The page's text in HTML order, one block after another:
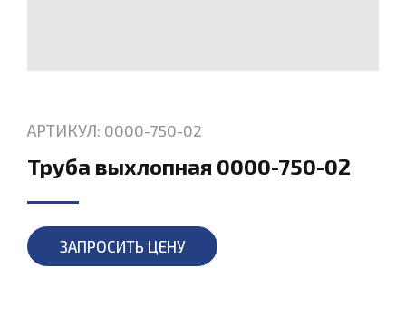
АРТИКУЛ: 0000-750-02
Труба выхлопная 0000-750-02
ЗАПРОСИТЬ ЦЕНУ